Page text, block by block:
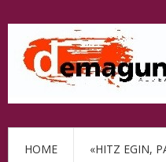
HOME «HITZ EGIN,